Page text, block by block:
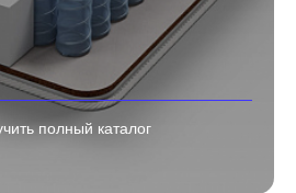
полный каталог